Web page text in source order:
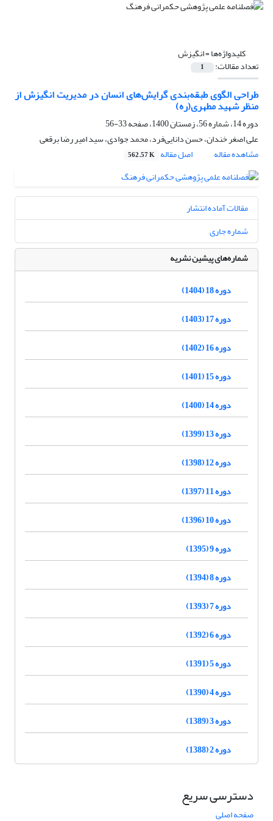
کلیدواژه‌ها =انگیزش
تعداد مقالات: 1
طراحی الگوی طبقه‌بندی گرایش‌‌های انسان در مدیریت انگیزش از
منظر شهید مطهری(ره)
دوره 14، شماره 56، زمستان 1400، صفحه
33-56
علی اصغر خندان، حسن دانایی‌فرد، محمد جوادی، سید امیر رضا برقعی
مشاهده مقاله
اصل مقاله 562.57 K
مقالات آماده انتشار
شماره جاری
شماره‌های پیشین نشریه
دوره 18 (1404)
دوره 17 (1403)
دوره 16 (1402)
دوره 15 (1401)
دوره 14 (1400)
دوره 13 (1399)
دوره 12 (1398)
دوره 11 (1397)
دوره 10 (1396)
دوره 9 (1395)
دوره 8 (1394)
دوره 7 (1393)
دوره 6 (1392)
دوره 5 (1391)
دوره 4 (1390)
دوره 3 (1389)
دوره 2 (1388)
دسترسی سریع
صفحه اصلی